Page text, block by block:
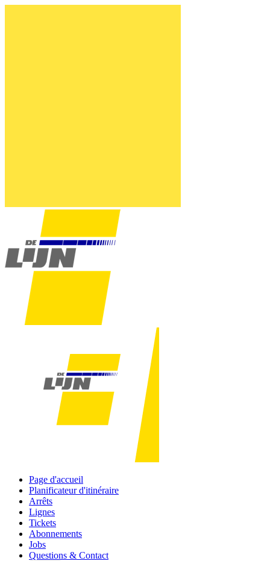
Page d'accueil
Planificateur d'itinéraire
Arrêts
Lignes
Tickets
Abonnements
Jobs
Questions & Contact